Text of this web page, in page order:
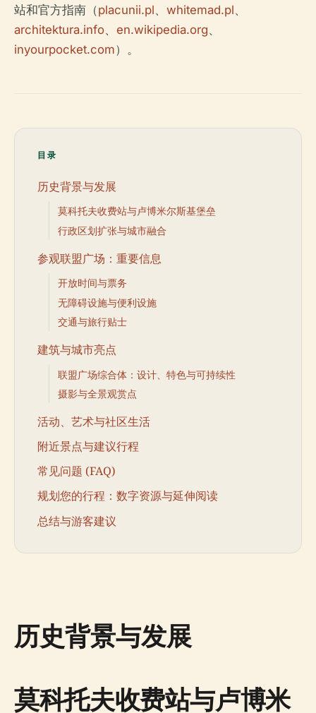
站和官方指南（placunii.pl、 whitemad.pl、
architektura.info、 en.wikipedia.org、
inyourpocket.com）。
目录
历史背景与发展
莫科托夫收费站与卢博米尔斯基堡垒
行政区划扩张与城市融合
参观联盟广场：重要信息
开放时间与票务
无障碍设施与便利设施
交通与旅行贴士
建筑与城市亮点
联盟广场综合体：设计、特色与可持续性
摄影与全景观赏点
活动、艺术与社区生活
附近景点与建议行程
常见问题 (FAQ)
规划您的行程：数字资源与延伸阅读
总结与游客建议
历史背景与发展
莫科托夫收费站与卢博米